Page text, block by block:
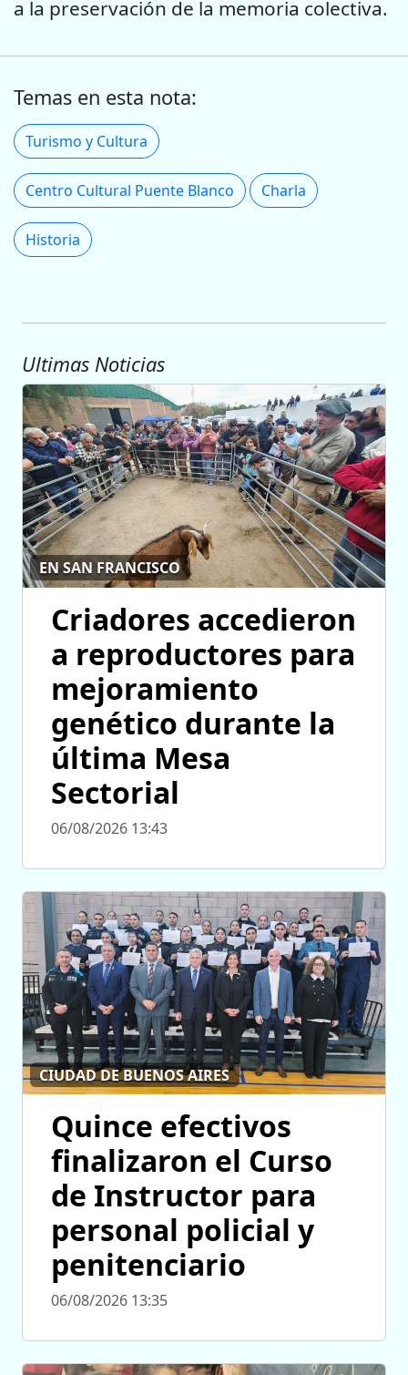
a la preservación de la memoria colectiva.
Temas en esta nota:
Turismo y Cultura
Centro Cultural Puente Blanco Charla
Historia
Ultimas Noticias
EN SAN FRANCISCO
Criadores accedieron
a reproductores para
mejoramiento
genético durante la
última Mesa
Sectorial
06/08/2026 13:43
CIUDAD DE BUENOS AIRES
Quince efectivos
finalizaron el Curso
de Instructor para
personal policial y
penitenciario
06/08/2026 13:35